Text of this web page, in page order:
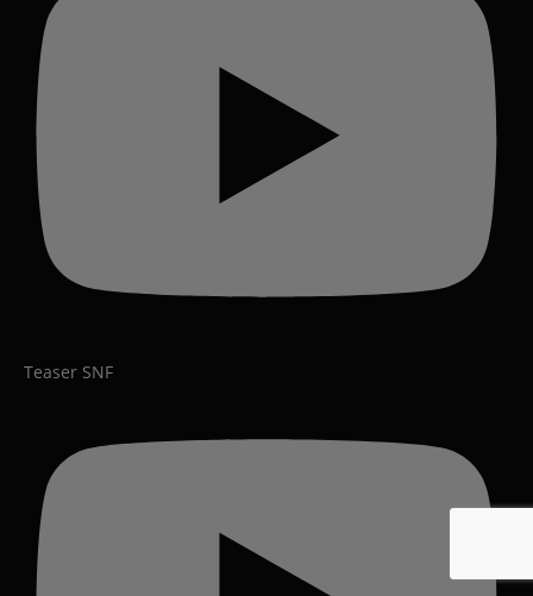
Teaser SNF